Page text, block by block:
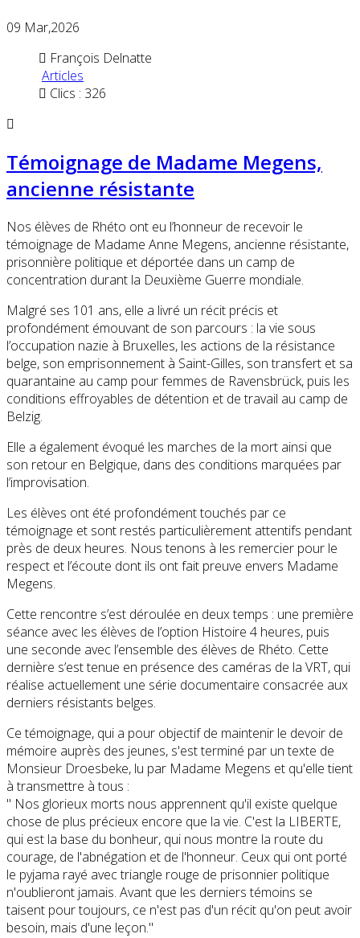
09 Mar,2026
François Delnatte
Articles
Clics : 326
Témoignage de Madame Megens,
ancienne résistante
Nos élèves de Rhéto ont eu l’honneur de recevoir le
témoignage de Madame Anne Megens, ancienne résistante,
prisonnière politique et déportée dans un camp de
concentration durant la Deuxième Guerre mondiale.
Malgré ses 101 ans, elle a livré un récit précis et
profondément émouvant de son parcours : la vie sous
l’occupation nazie à Bruxelles, les actions de la résistance
belge, son emprisonnement à Saint-Gilles, son transfert et sa
quarantaine au camp pour femmes de Ravensbrück, puis les
conditions effroyables de détention et de travail au camp de
Belzig.
Elle a également évoqué les marches de la mort ainsi que
son retour en Belgique, dans des conditions marquées par
l’improvisation.
Les élèves ont été profondément touchés par ce
témoignage et sont restés particulièrement attentifs pendant
près de deux heures. Nous tenons à les remercier pour le
respect et l’écoute dont ils ont fait preuve envers Madame
Megens.
Cette rencontre s’est déroulée en deux temps : une première
séance avec les élèves de l’option Histoire 4 heures, puis
une seconde avec l’ensemble des élèves de Rhéto. Cette
dernière s’est tenue en présence des caméras de la VRT, qui
réalise actuellement une série documentaire consacrée aux
derniers résistants belges.
Ce témoignage, qui a pour objectif de maintenir le devoir de
mémoire auprès des jeunes, s'est terminé par un texte de
Monsieur Droesbeke, lu par Madame Megens et qu'elle tient
à transmettre à tous :
" Nos glorieux morts nous apprennent qu'il existe quelque
chose de plus précieux encore que la vie. C'est la LIBERTE,
qui est la base du bonheur, qui nous montre la route du
courage, de l'abnégation et de l'honneur. Ceux qui ont porté
le pyjama rayé avec triangle rouge de prisonnier politique
n'oublieront jamais. Avant que les derniers témoins se
taisent pour toujours, ce n'est pas d'un récit qu'on peut avoir
besoin, mais d'une leçon."